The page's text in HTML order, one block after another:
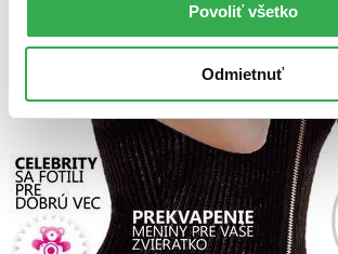
Povoliť všetko
Odmietnuť